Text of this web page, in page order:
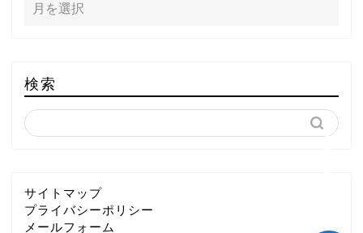
検索
サイトマップ
プライバシーポリシー
メールフォーム
～DA PUMP YORIの晴れ
ばれラジオ～